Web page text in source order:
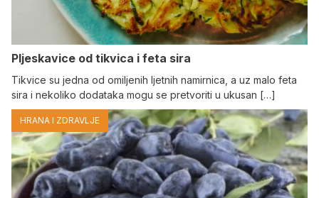
Pljeskavice od tikvica i feta sira
Tikvice su jedna od omiljenih ljetnih namirnica, a uz malo feta
sira i nekoliko dodataka mogu se pretvoriti u ukusan […]
HRANA I ZDRAVLJE